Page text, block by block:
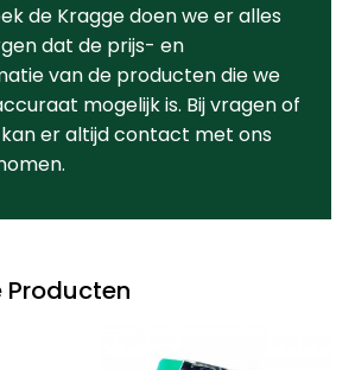
Producten
de Kragge doen we er alles
dat de prijs- en
van de producten die we
mogelijk is. Bij vragen of
er altijd contact met ons